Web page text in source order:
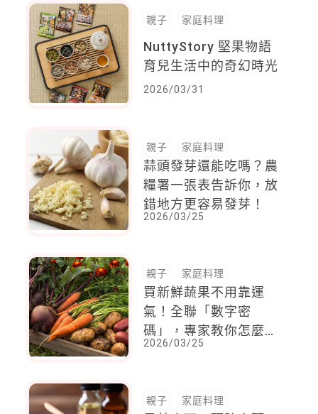
親子 家庭料理
NuttyStory 堅果物語
育兒生活中的奇幻時光
2026/03/31
親子 家庭料理
蒜頭發芽還能吃嗎？農
糧署一張表告訴你，放
錯地方更容易發芽！
2026/03/25
親子 家庭料理
買新鮮蔬果不用靠運
氣！全聯「數字密
碼」，專家教你怎麼
看！
2026/03/25
親子 家庭料理